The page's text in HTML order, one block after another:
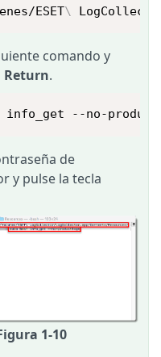
ESET\
comando y
Return.
info_get --no-
de
y pulse la tecla
1-10